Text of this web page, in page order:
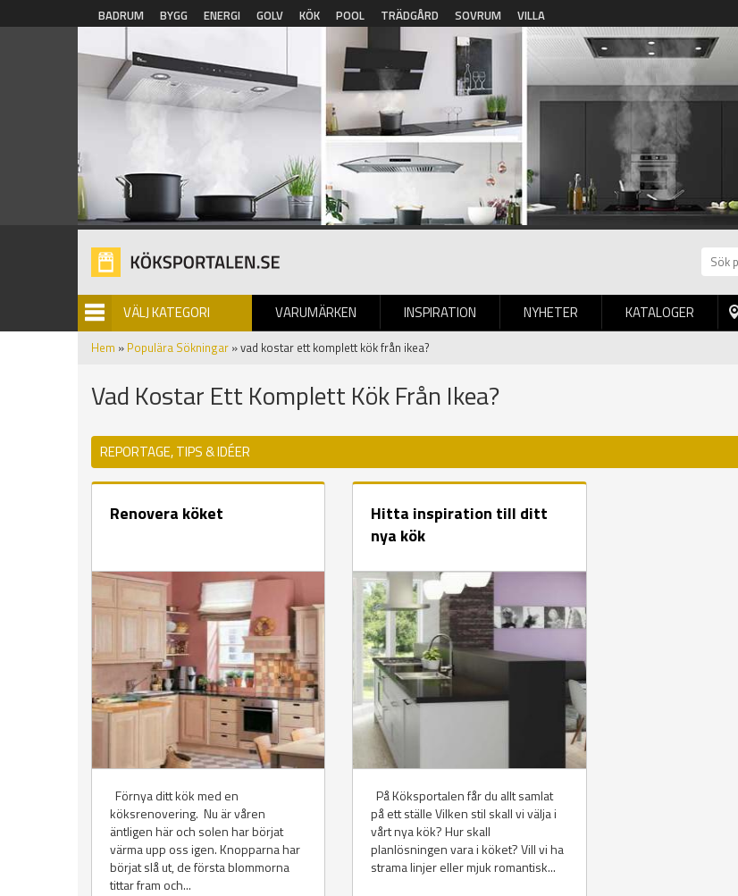
Hoppa till huvudinnehåll
BADRUM BYGG ENERGI GOLV KÖK POOL TRÄDGÅRD SOVRUM VILLA
VÄLJ KATEGORI VARUMÄRKEN INSPIRATION NYHETER
BILDGALLERI KATALOGER
Hem » Populära Sökningar » vad kostar ett komplett kök från ikea?
Vad Kostar Ett Komplett Kök Från Ikea?
REPORTAGE, TIPS & IDÉER
Renovera köket
Förnya ditt kök med en
köksrenovering. Nu är våren
äntligen här och solen har börjat
värma upp oss igen. Knopparna har
börjat slå ut, de första blommorna
tittar fram och...
Hitta inspiration till ditt
nya kök
På Köksportalen får du allt samlat
på ett ställe Vilken stil skall vi välja i
vårt nya kök? Hur skall
planlösningen vara i köket? Vill vi ha
strama linjer eller mjuk romantisk...